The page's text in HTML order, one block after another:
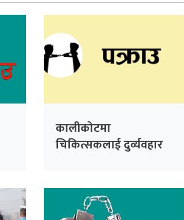
कालीकोटमा
चिकित्सकलाई दुर्व्यवहार